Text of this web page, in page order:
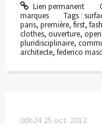
Lien permanent
marques
Tags :
paris, première, first,
clothes, ouverture,
pluridisciplinaire,
architecte, federico
00h24 25 oct. 2012